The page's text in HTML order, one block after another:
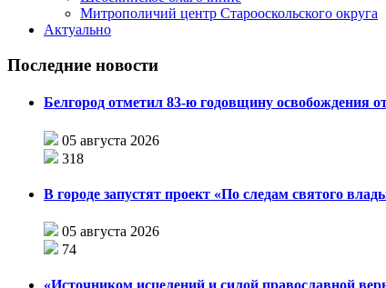
Митрополичий центр Старооскольского округа
Актуально
Последние новости
Белгород отметил 83-ю годовщину освобождения
05 августа 2026
318
В городе запустят проект «По следам святого
05 августа 2026
74